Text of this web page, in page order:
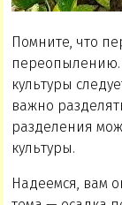
Помните, что
переопылению.
культуры
важно
разделения
культуры.
Надеемся, вам